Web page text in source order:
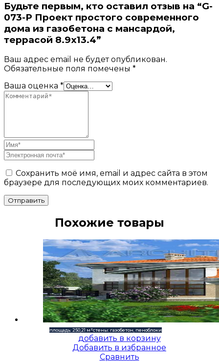
Будьте первым, кто оставил отзыв на “G-
073-P Проект простого современного
дома из газобетона с мансардой,
террасой 8.9х13.4”
Ваш адрес email не будет опубликован.
Обязательные поля помечены *
Ваша оценка *
Сохранить моё имя, email и адрес сайта в этом
браузере для последующих моих комментариев.
Отправить
Похожие товары
площадь: 250,21 м²стены: газобетон, пеноблоки
добавить в корзину
Добавить в избранное
Сравнить